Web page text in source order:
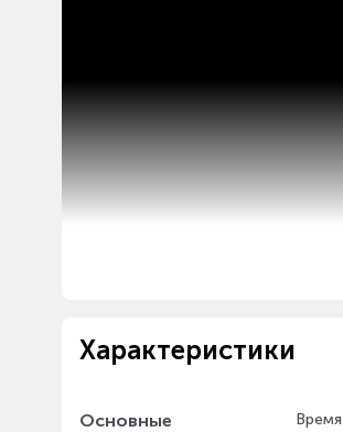
Характеристики
Основные
Время